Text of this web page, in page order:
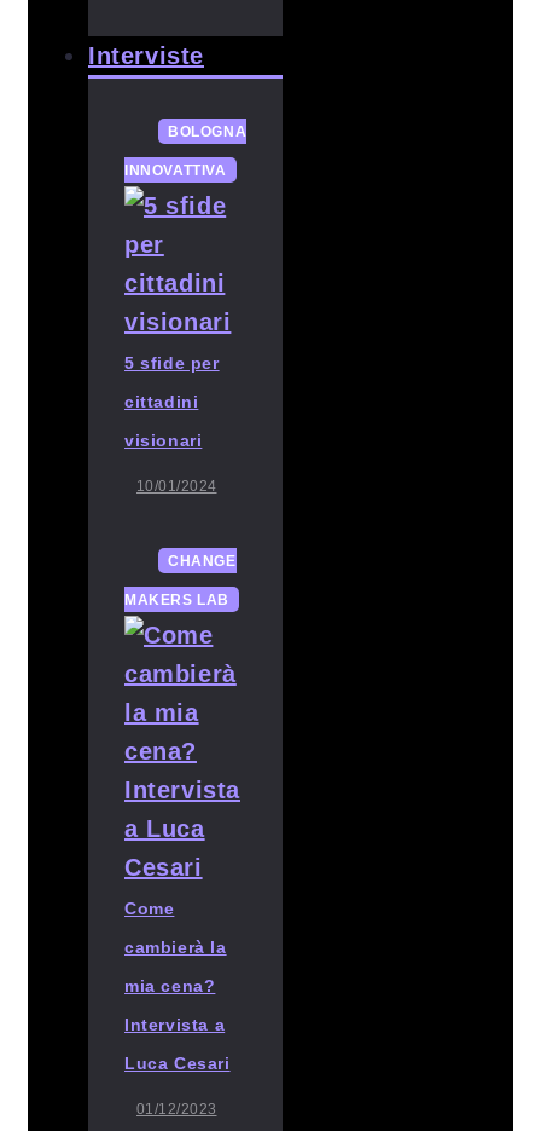
Interviste
BOLOGNA
INNOVATTIVA
5 sfide per
cittadini
visionari
10/01/2024
CHANGE
MAKERS LAB
Come
cambierà la
mia cena?
Intervista a
Luca Cesari
01/12/2023